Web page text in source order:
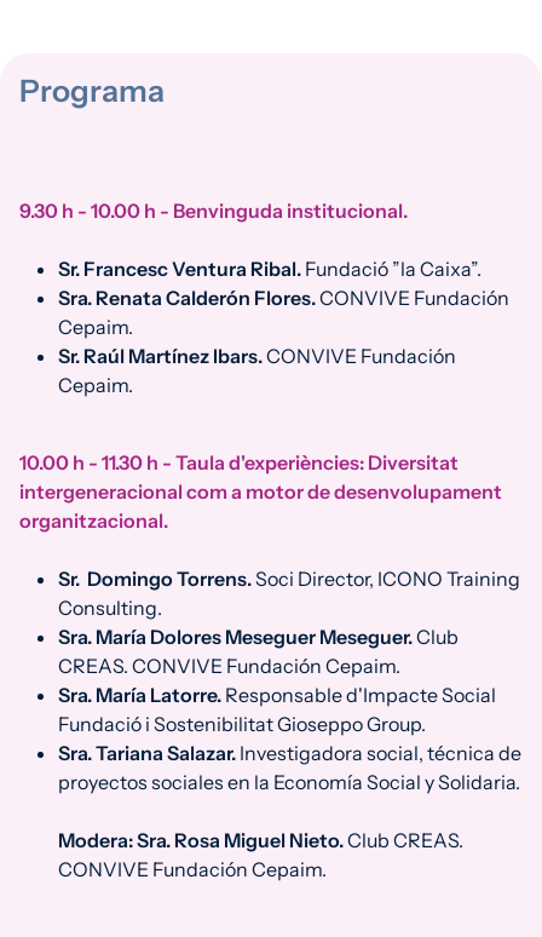
Programa
9.30 h - 10.00 h - Benvinguda institucional.
Sr. Francesc Ventura Ribal. Fundació ”la Caixa”.
Sra. Renata Calderón Flores.CONVIVE Fundación
Cepaim.
Sr. Raúl Martínez Ibars.CONVIVE Fundación
Cepaim.
10.00 h - 11.30 h - Taula d'experiències: Diversitat
intergeneracional com a motor de desenvolupament
organitzacional.
Sr. Domingo Torrens.Soci Director, ICONO Training
Consulting.
Sra. María Dolores Meseguer Meseguer.Club
CREAS. CONVIVE Fundación Cepaim.
Sra. María Latorre. Responsable d'Impacte Social
Fundació i Sostenibilitat Gioseppo Group.
Sra. Tariana Salazar. Investigadora social, técnica de
proyectos sociales en la Economía Social y Solidaria.
Modera: Sra. Rosa Miguel Nieto.Club CREAS.
CONVIVE Fundación Cepaim.